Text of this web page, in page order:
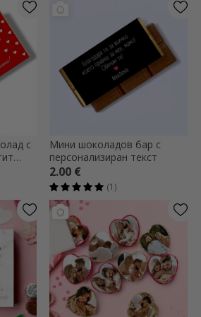
с
Мини шоколадов бар с
персонализиран текст
2.00 €
(1)